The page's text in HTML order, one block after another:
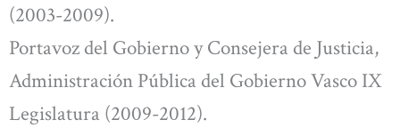
(2003-2009).
Portavoz del Gobierno y Consejera de Justicia,
Administración Pública del Gobierno Vasco IX
Legislatura (2009-2012).